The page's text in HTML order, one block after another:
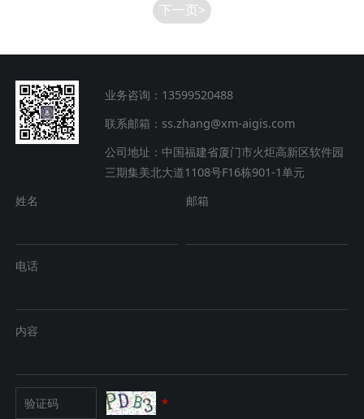
下一页>
业务咨询：13599520488
联系邮箱：ss.zhang@xm-aigis.com
公司地址：中国福建省厦门市火炬高新区软件园
三期集美北大道1108号F16栋901-1单元
姓名
邮箱
电话
内容
*